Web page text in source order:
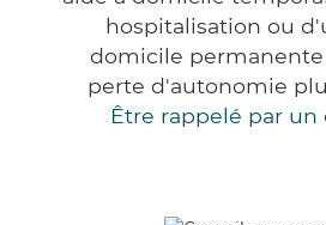
hospitalisation ou
domicile
perte d'autonomie
Être rappelé par un